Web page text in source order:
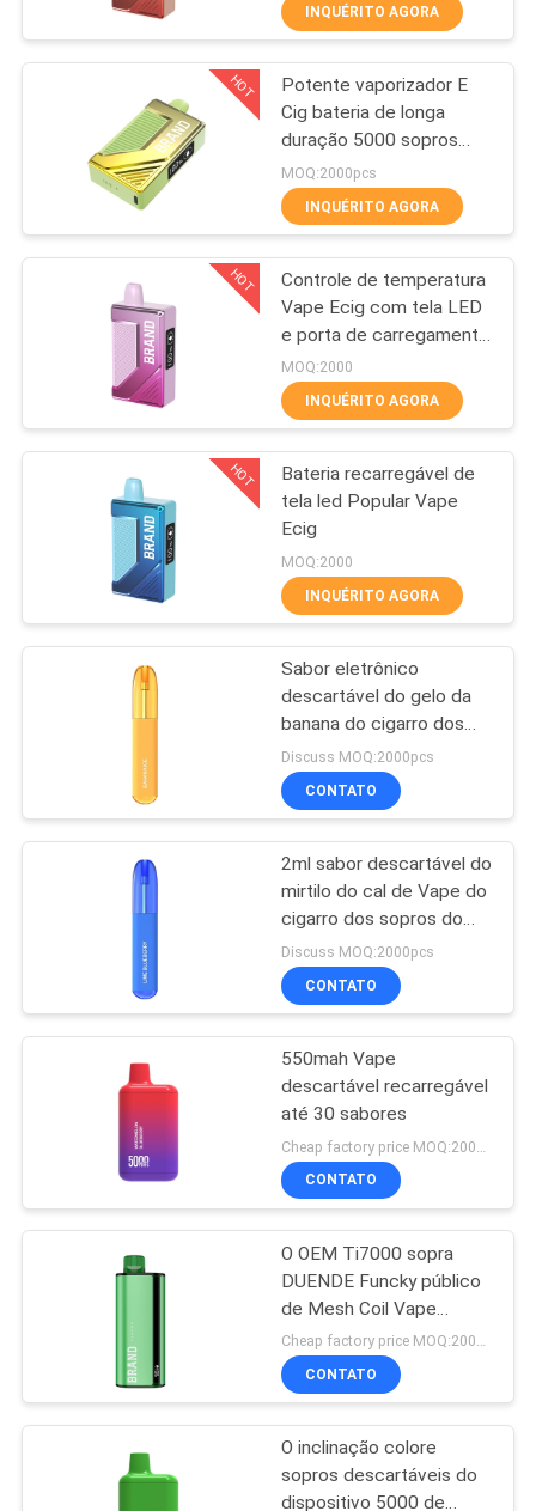
FÁBRICA
CONTROLE
QUALIDADE
PEÇA
CITAÇÕES
Dispositivo
descartável da
vagem de Vape
Vape liso
descartável Pen
Pod
Cigarro eletrônico
descartável
16
Cigarro eletrônico
recarregável
11
Cigarro Flavored de
E
39
Jogos do acionador
de partida do
INQUÉRITO AGORA
HOT
Potente vaporizador E
Cig bateria de longa
duração 5000 sopros
design OEM
MOQ:2000pcs
INQUÉRITO AGORA
HOT
Controle de temperatura
Vape Ecig com tela LED
e porta de carregamento
USB
MOQ:2000
INQUÉRITO AGORA
HOT
Bateria recarregável de
tela led Popular Vape
Ecig
MOQ:2000
INQUÉRITO AGORA
Sabor eletrônico
descartável do gelo da
banana do cigarro dos
sopros transparentes do
copo de óleo 500
Discuss MOQ:2000pcs
CONTATO
2ml sabor descartável do
mirtilo do cal de Vape do
cigarro dos sopros do
plano 500
Discuss MOQ:2000pcs
CONTATO
550mah Vape
descartável recarregável
até 30 sabores
CONTATO
O OEM Ti7000 sopra
DUENDE Funcky público
de Mesh Coil Vape
Similar To descartável
Cheap factory price MOQ:2000pcs
CONTATO
O inclinação colore
sopros descartáveis do
dispositivo 5000 de